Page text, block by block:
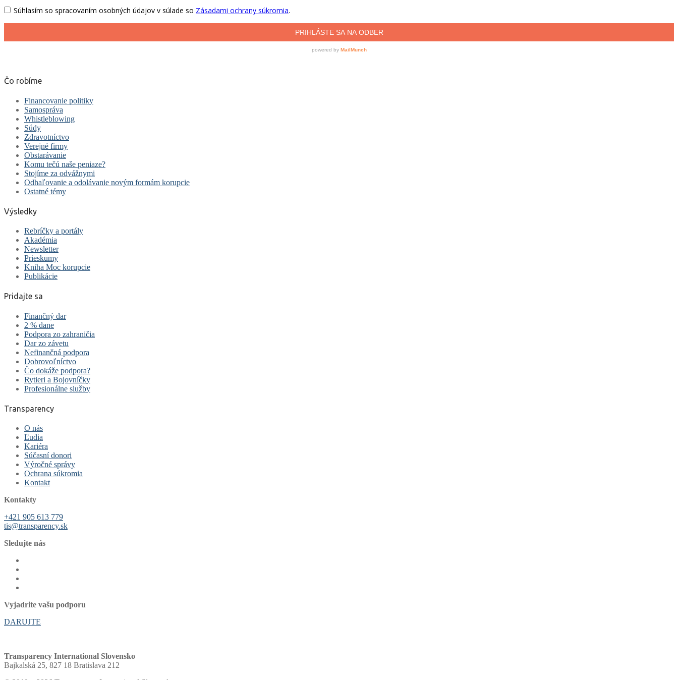
Čo robíme
Financovanie politiky
Samospráva
Whistleblowing
Súdy
Zdravotníctvo
Verejné firmy
Obstarávanie
Komu tečú naše peniaze?
Stojíme za odvážnymi
Odhaľovanie a odolávanie novým formám korupcie
Ostatné témy
Výsledky
Rebríčky a portály
Akadémia
Newsletter
Prieskumy
Kniha Moc korupcie
Publikácie
Pridajte sa
Finančný dar
2 % dane
Podpora zo zahraničia
Dar zo závetu
Nefinančná podpora
Dobrovoľníctvo
Čo dokáže podpora?
Rytieri a Bojovníčky
Profesionálne služby
Transparency
O nás
Ľudia
Kariéra
Súčasní donori
Výročné správy
Ochrana súkromia
Kontakt
Kontakty
+421 905 613 779
tis@transparency.sk
Sledujte nás
Vyjadrite vašu podporu
DARUJTE
Transparency International Slovensko
Bajkalská 25, 827 18 Bratislava 212